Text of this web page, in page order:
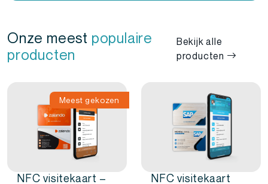
Onze meest populaire
producten
Bekijk alle
producten
Meest gekozen
NFC visitekaart –
NFC visitekaart